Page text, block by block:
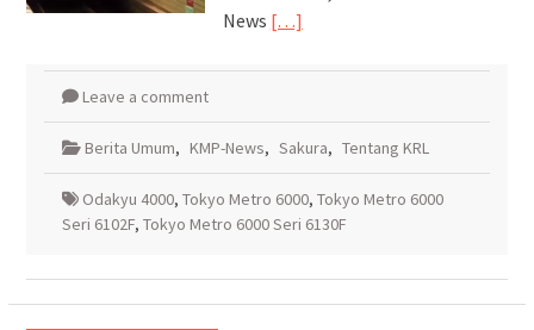
News […]
Leave a comment
Berita Umum, KMP-News, Sakura, Tentang KRL
Odakyu 4000, Tokyo Metro 6000, Tokyo Metro 6000
Seri 6102F, Tokyo Metro 6000 Seri 6130F